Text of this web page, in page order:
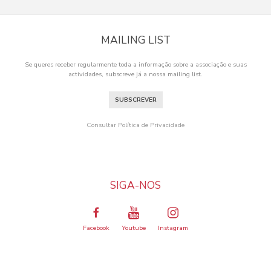
MAILING LIST
Se queres receber regularmente toda a informação sobre a associação e suas
actividades, subscreve já a nossa mailing list.
SUBSCREVER
Consultar Política de Privacidade
SIGA-NOS
Facebook Youtube Instagram